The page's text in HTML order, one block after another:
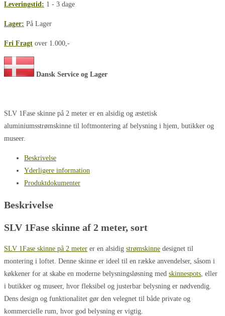
Leveringstid: 1 - 3 dage
Lager: På Lager
Fri Fragt over 1.000,-
Dansk Service og Lager
SLV 1Fase skinne på 2 meter er en alsidig og æstetisk
aluminiumsstrømskinne til loftmontering af belysning i hjem, butikker og
museer.
Beskrivelse
Yderligere information
Produktdokumenter
Beskrivelse
SLV 1Fase skinne af 2 meter, sort
SLV 1Fase skinne på 2 meter er en alsidig strømskinne designet til
montering i loftet. Denne skinne er ideel til en række anvendelser, såsom i
køkkener for at skabe en moderne belysningsløsning med skinnespots, eller
i butikker og museer, hvor fleksibel og justerbar belysning er nødvendig.
Dens design og funktionalitet gør den velegnet til både private og
kommercielle rum, hvor god belysning er vigtig.